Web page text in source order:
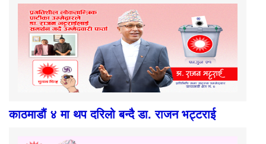
काठमाडौं ४ मा थप दरिलो बन्दै डा. राजन भट्टराई